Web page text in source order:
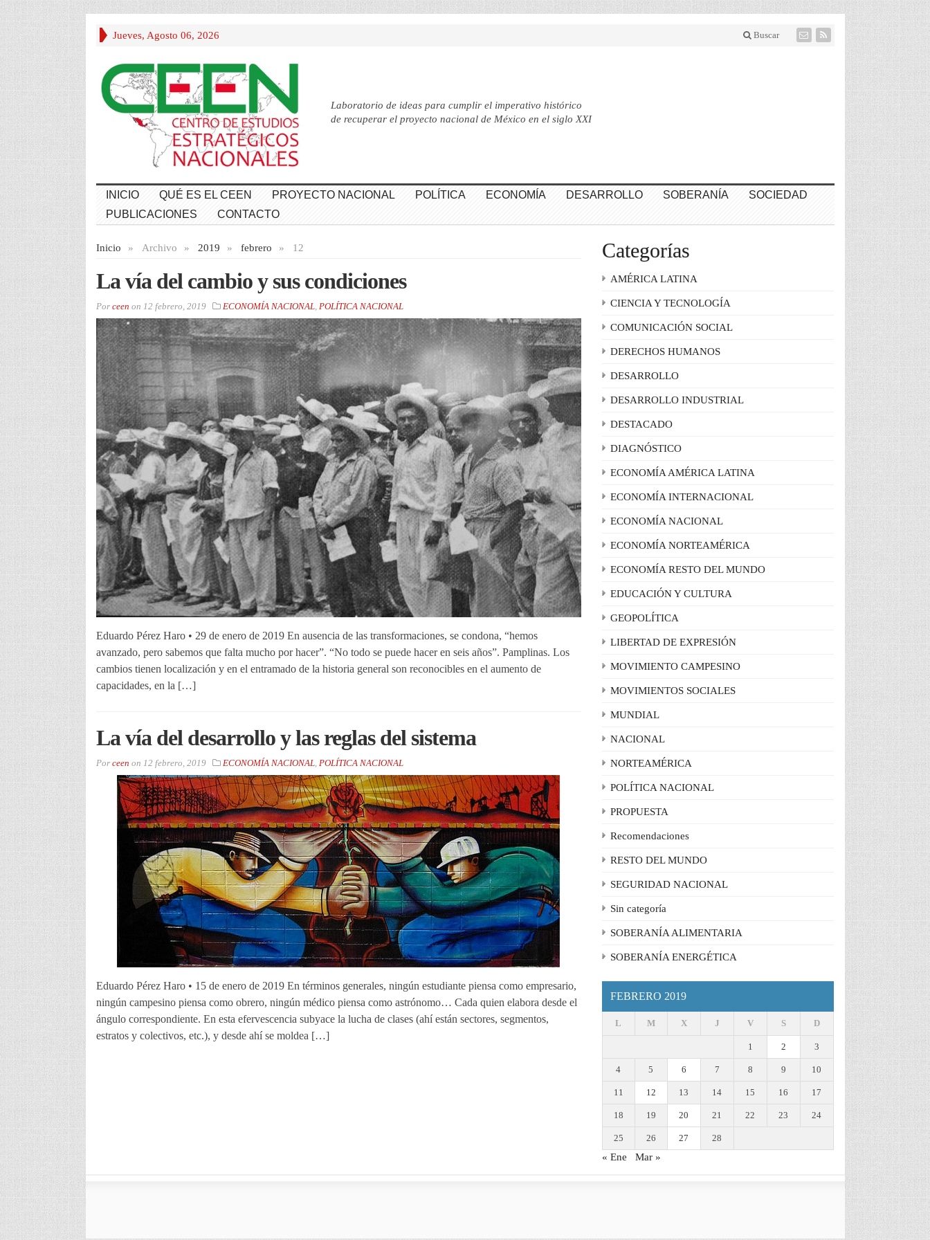
Jueves, Agosto 06, 2026 Buscar
Laboratorio de ideas para cumplir el imperativo histórico
de recuperar el proyecto nacional de México en el siglo XXI
INICIO QUÉ ES EL CEEN PROYECTO NACIONAL POLÍTICA ECONOMÍA DESARROLLO SOBERANÍA
SOCIEDAD
PUBLICACIONES
CONTACTO
Inicio » Archivo » 2019 » febrero » 12
La vía del cambio y sus condiciones
Por ceen on 12 febrero, 2019 ECONOMÍA NACIONAL, POLÍTICA NACIONAL
Eduardo Pérez Haro • 29 de enero de 2019 En ausencia de las transformaciones, se condona, “hemos
avanzado, pero sabemos que falta mucho por hacer”. “No todo se puede hacer en seis años”. Pamplinas. Los
cambios tienen localización y en el entramado de la historia general son reconocibles en el aumento de
capacidades, en la […]
La vía del desarrollo y las reglas del sistema
Por ceen on 12 febrero, 2019 ECONOMÍA NACIONAL, POLÍTICA NACIONAL
Eduardo Pérez Haro • 15 de enero de 2019 En términos generales, ningún estudiante piensa como empresario,
ningún campesino piensa como obrero, ningún médico piensa como astrónomo… Cada quien elabora desde el
ángulo correspondiente. En esta efervescencia subyace la lucha de clases (ahí están sectores, segmentos,
estratos y colectivos, etc.), y desde ahí se moldea […]
Categorías
AMÉRICA LATINA
CIENCIA Y TECNOLOGÍA
COMUNICACIÓN SOCIAL
DERECHOS HUMANOS
DESARROLLO
DESARROLLO INDUSTRIAL
DESTACADO
DIAGNÓSTICO
ECONOMÍA AMÉRICA LATINA
ECONOMÍA INTERNACIONAL
ECONOMÍA NACIONAL
ECONOMÍA NORTEAMÉRICA
ECONOMÍA RESTO DEL MUNDO
EDUCACIÓN Y CULTURA
GEOPOLÍTICA
LIBERTAD DE EXPRESIÓN
MOVIMIENTO CAMPESINO
MOVIMIENTOS SOCIALES
MUNDIAL
NACIONAL
NORTEAMÉRICA
POLÍTICA NACIONAL
PROPUESTA
Recomendaciones
RESTO DEL MUNDO
SEGURIDAD NACIONAL
Sin categoría
SOBERANÍA ALIMENTARIA
SOBERANÍA ENERGÉTICA
FEBRERO 2019
L M X J V S D
1 2 3
4 5 6 7 8 9 10
11 12 13 14 15 16 17
18 19 20 21 22 23 24
25 26 27 28
« Ene Mar »